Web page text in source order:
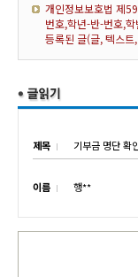
개인정보보호법 제
번호,학년-반-번호,
등록된 글(글, 텍스
제목 기부금 명단 확
이름 행**